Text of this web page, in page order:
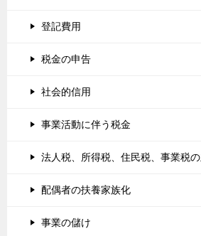
登記費用
税金の申告
社会的信用
事業活動に伴う税金
法人税、所得税、住民税、事業税
配偶者の扶養家族化
事業の儲け